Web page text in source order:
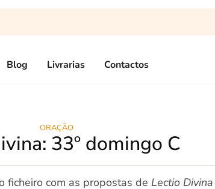
Blog Livrarias Contactos
ORAÇÃO
33º domingo C
ficheiro com as propostas de Lectio Divina